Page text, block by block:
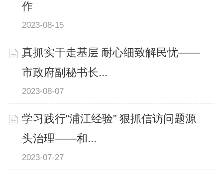
作
2023-08-15
真抓实干走基层 耐心细致解民忧——
市政府副秘书长...
2023-08-07
学习践行“浦江经验” 狠抓信访问题源
头治理——和...
2023-07-27